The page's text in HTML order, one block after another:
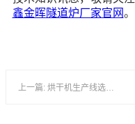
鑫金晖隧道炉厂家官网。
上一篇: 烘干机生产线选购攻略（三步选对烘箱设备）